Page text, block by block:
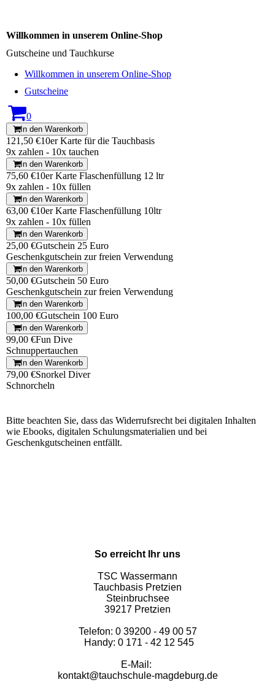
Willkommen in unserem Online-Shop
Gutscheine und Tauchkurse
Willkommen in unserem Online-Shop
Gutscheine
0
In den Warenkorb
121,50 €10er Karte für die Tauchbasis
9x zahlen - 10x tauchen
In den Warenkorb
75,60 €10er Karte Flaschenfüllung 12 ltr
9x zahlen - 10x füllen
In den Warenkorb
63,00 €10er Karte Flaschenfüllung 10ltr
9x zahlen - 10x füllen
In den Warenkorb
25,00 €Gutschein 25 Euro
Geschenkgutschein zur freien Verwendung
In den Warenkorb
50,00 €Gutschein 50 Euro
Geschenkgutschein zur freien Verwendung
In den Warenkorb
100,00 €Gutschein 100 Euro
In den Warenkorb
99,00 €Fun Dive
Schnuppertauchen
In den Warenkorb
79,00 €Snorkel Diver
Schnorcheln
Bitte beachten Sie, dass das Widerrufsrecht bei digitalen Inhalten
wie Ebooks, digitalen Schulungsmaterialien und bei
Geschenkgutscheinen entfällt.
So erreicht Ihr uns
TSC Wassermann
Tauchbasis Pretzien
Steinbruchsee
39217 Pretzien
Telefon: 0 39200 - 49 00 57
Handy: 0 171 - 42 12 545
E-Mail:
kontakt@tauchschule-magdeburg.de